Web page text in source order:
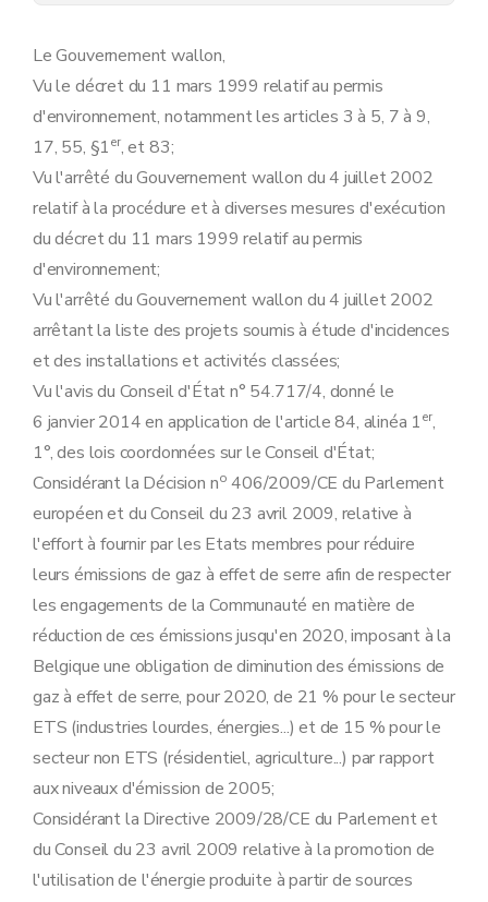
Art. 18
Chapitre V Bruit
Section 1
Normes de niveau sonore
Art. 21
Art. 22
Art. 23
Section 1re
Dérogations
Art. 24
Art. 25
Art. 26
Chapitre VI
Contrôle, autocontrôle, auto-surveillance
Section 1 re
Autocontrôles réalisés par l'exploitant
Art. 27
Art. 28
Section 2 Contrôle des niveaux sonores
Art. 29
Chapitre VII
Remise en état
Art. 30
Art. 31
Chapitre VIII Sûreté
Art. 32
Chapitre IX Dispositions modificatives, transitoires et finales
Art. 33
Art. 34
Art. 35
Art. 36
Art. 38
Annexe
Le Gouvernement wallon,
Vu le décret du 11 mars 1999 relatif au permis
d'environnement, notamment les articles 3 à 5, 7 à 9,
17, 55, §1er, et 83;
Vu l'arrêté du Gouvernement wallon du 4 juillet 2002
relatif à la procédure et à diverses mesures d'exécution
du décret du 11 mars 1999 relatif au permis
d'environnement;
Vu l'arrêté du Gouvernement wallon du 4 juillet 2002
arrêtant la liste des projets soumis à étude d'incidences
et des installations et activités classées;
Vu l'avis du Conseil d'État n° 54.717/4, donné le
6 janvier 2014 en application de l'article 84, alinéa 1er,
1°, des lois coordonnées sur le Conseil d'État;
Considérant la Décision no 406/2009/CE du Parlement
européen et du Conseil du 23 avril 2009, relative à
l'effort à fournir par les Etats membres pour réduire
leurs émissions de gaz à effet de serre afin de respecter
les engagements de la Communauté en matière de
réduction de ces émissions jusqu'en 2020, imposant à la
Belgique une obligation de diminution des émissions de
gaz à effet de serre, pour 2020, de 21 % pour le secteur
ETS (industries lourdes, énergies...) et de 15 % pour le
secteur non ETS (résidentiel, agriculture...) par rapport
aux niveaux d'émission de 2005;
Considérant la Directive 2009/28/CE du Parlement et
du Conseil du 23 avril 2009 relative à la promotion de
l'utilisation de l'énergie produite à partir de sources